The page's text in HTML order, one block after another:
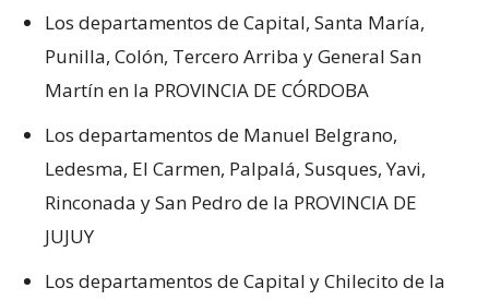
Los departamentos de Capital, Santa María,
Punilla, Colón, Tercero Arriba y General San
Martín en la PROVINCIA DE CÓRDOBA
Los departamentos de Manuel Belgrano,
Ledesma, El Carmen, Palpalá, Susques, Yavi,
Rinconada y San Pedro de la PROVINCIA DE
JUJUY
Los departamentos de Capital y Chilecito de la